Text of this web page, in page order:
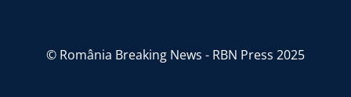
© România Breaking News - RBN Press 2025